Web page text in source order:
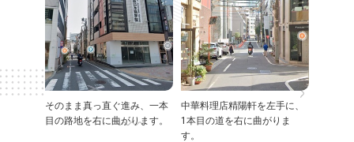
そのまま真っ直ぐ進み、一本
目の路地を右に曲がります。
中華料理店精陽軒を左手に、
1本目の道を右に曲がりま
す。